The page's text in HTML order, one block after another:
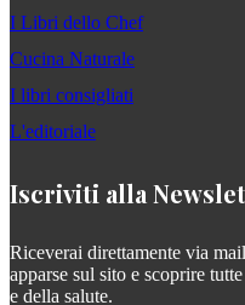
I Libri dello Chef
Cucina Naturale
I libri consigliati
L'editoriale
Iscriviti alla
Riceverai direttamente via
apparse sul sito e scoprire
e della salute.